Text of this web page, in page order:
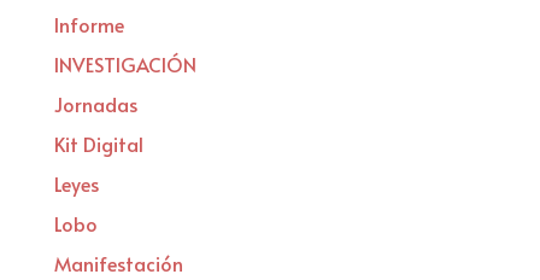
Informe
INVESTIGACIÓN
Jornadas
Kit Digital
Leyes
Lobo
Manifestación